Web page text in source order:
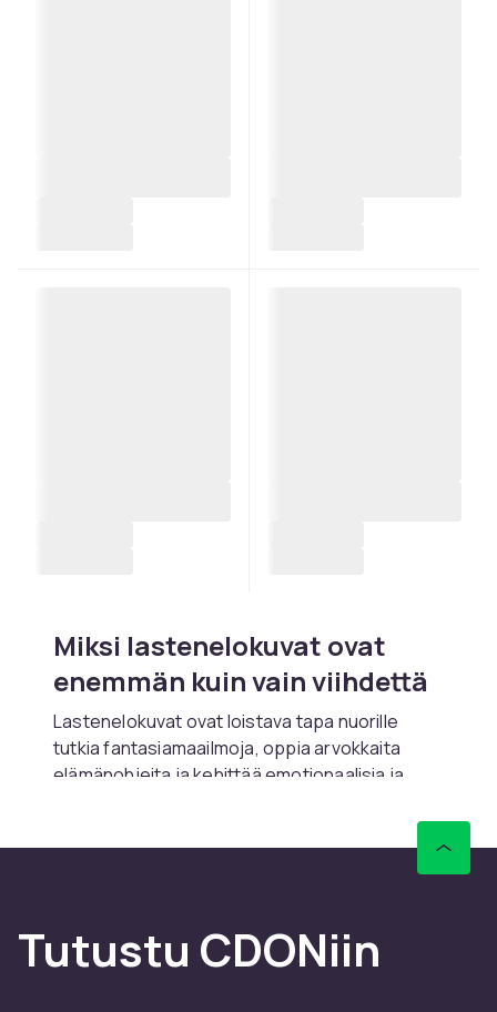
Miksi lastenelokuvat ovat
enemmän kuin vain viihdettä
Lastenelokuvat ovat loistava tapa nuorille
tutkia fantasiamaailmoja, oppia arvokkaita
elämänohjeita ja kehittää emotionaalisia ja
joka opettaa ystävyyden arvoa, lastenelokuvat
Laaja valikoima kaikenikäisille
Taaperoista vanhempiin lapsiin, on olemassa
Tutustu CDONiin